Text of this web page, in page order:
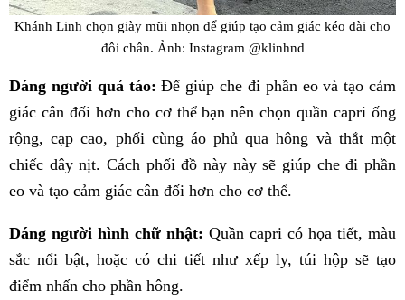
Khánh Linh chọn giày mũi nhọn để giúp tạo cảm giác kéo dài cho
đôi chân. Ảnh: Instagram @klinhnd
Dáng người quả táo:Để giúp che đi phần eo và tạo cảm
giác cân đối hơn cho cơ thể bạn nên chọn quần capri ống
rộng, cạp cao, phối cùng áo phủ qua hông và thắt một
chiếc dây nịt. Cách phối đồ này này sẽ giúp che đi phần
eo và tạo cảm giác cân đối hơn cho cơ thể.
Dáng người hình chữ nhật: Quần capri có họa tiết, màu
sắc nổi bật, hoặc có chi tiết như xếp ly, túi hộp sẽ tạo
điểm nhấn cho phần hông.